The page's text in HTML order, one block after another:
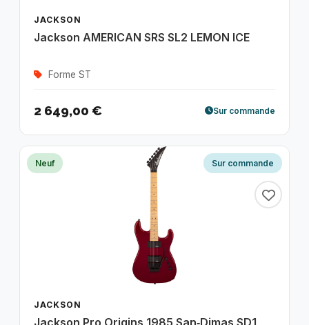
JACKSON
Jackson AMERICAN SRS SL2 LEMON ICE
Forme ST
2 649,00 € Sur commande
Neuf Sur commande
JACKSON
Jackson Pro Origins 1985 San‑Dimas SD1